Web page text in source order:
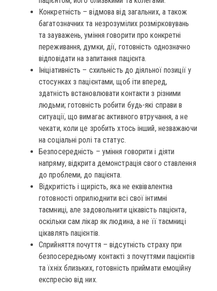
Конкретність – відмова від загальних, а також
багатозначних та незрозумілих розмірковувань
та зауважень, уміння говорити про конкретні
переживання, думки, дії, готовність однозначно
відповідати на запитання пацієнта.
Ініціативність – схильність до діяльної позиції у
стосунках з пацієнтами, щоб іти вперед,
здатність встановлювати контакти з різними
людьми; готовність робити будь-які справи в
ситуації, що вимагає активного втручання, а не
чекати, коли це зробить хтось інший, незважаючи
на соціальні ролі та статус.
Безпосередність – уміння говорити і діяти
напряму, відкрита демонстрація свого ставлення
до проблеми, до пацієнта.
Відкритість і щирість, яка не еквівалентна
готовності оприлюднити всі свої інтимні
таємниці, але задовольнити цікавість пацієнта,
оскільки сам лікар як людина, а не її таємниці
цікавлять пацієнтів.
Сприйняття почуття – відсутність страху при
безпосередньому контакті з почуттями пацієнтів
та їхніх близьких, готовність приймати емоційну
експресію від них.